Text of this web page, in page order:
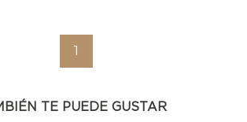
1
TE PUEDE GUSTAR